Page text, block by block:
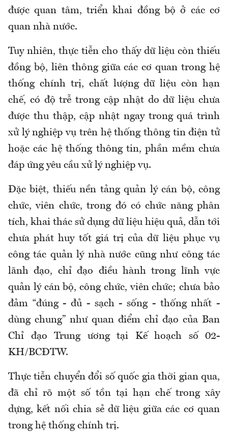
được quan tâm, triển khai đồng bộ ở các cơ
quan nhà nước.
Tuy nhiên, thực tiễn cho thấy dữ liệu còn thiếu
đồng bộ, liên thông giữa các cơ quan trong hệ
thống chính trị, chất lượng dữ liệu còn hạn
chế, có độ trễ trong cập nhật do dữ liệu chưa
được thu thập, cập nhật ngay trong quá trình
xử lý nghiệp vụ trên hệ thống thông tin điện tử
hoặc các hệ thống thông tin, phần mềm chưa
đáp ứng yêu cầu xử lý nghiệp vụ.
Đặc biệt, thiếu nền tảng quản lý cán bộ, công
chức, viên chức, trong đó có chức năng phân
tích, khai thác sử dụng dữ liệu hiệu quả, dẫn tới
chưa phát huy tốt giá trị của dữ liệu phục vụ
công tác quản lý nhà nước cũng như công tác
lãnh đạo, chỉ đạo điều hành trong lĩnh vực
quản lý cán bộ, công chức, viên chức; chưa bảo
đảm “đúng - đủ - sạch - sống - thống nhất -
dùng chung” như quan điểm chỉ đạo của Ban
Chỉ đạo Trung ương tại Kế hoạch số 02-
KH/BCĐTW.
Thực tiễn chuyển đổi số quốc gia thời gian qua,
đã chỉ rõ một số tồn tại hạn chế trong xây
dựng, kết nối chia sẻ dữ liệu giữa các cơ quan
trong hệ thống chính trị.